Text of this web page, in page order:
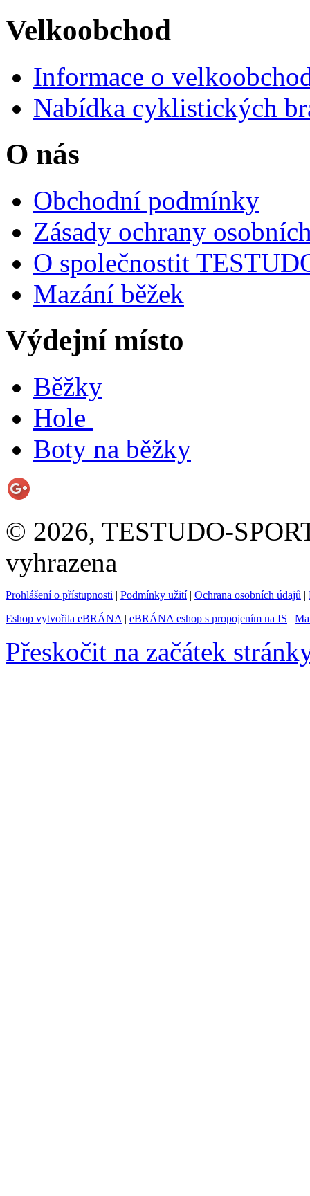
Velkoobchod
Informace o
Nabídka cyklistických
O nás
Obchodní podmínky
Zásady ochrany
O společnostit
Mazání běžek
Výdejní místo
Běžky
Hole
Boty na běžky
© 2026, TESTUDO-
vyhrazena
Prohlášení o přístupnosti | Podmínky užití| Ochrana osobních údajů |
Eshop vytvořila eBRÁNA | eBRÁNA eshop s propojením na IS |
Přeskočit na začátek